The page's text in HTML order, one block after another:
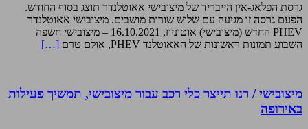
גרסת הפלאג-אין הייבריד של מיצובישי אאוטלנדר תוצג בסוף החודש.
הפעם גרסה זו מגיעה עם שלוש שורות מושבים. מיצובישי אאוטלנדר
PHEV החדש (מיצובישי) אוטוניוז, 16.10.2021 – מיצובישי חשפה
השבוע תמונות ראשונות של האאוטלנד PHEV, אולם טרם
[…]
מיצובישי / רנו תייצר כלי רכב עבור מיצובישי, תמשיך פעילות
באירופה